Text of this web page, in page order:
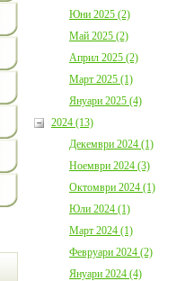
Юни 2025 (2)
Май 2025 (2)
Април 2025 (2)
Март 2025 (1)
Януари 2025 (4)
2024 (13)
Декември 2024 (1)
Ноември 2024 (3)
Октомври 2024 (1)
Юли 2024 (1)
Март 2024 (1)
Февруари 2024 (2)
Януари 2024 (4)